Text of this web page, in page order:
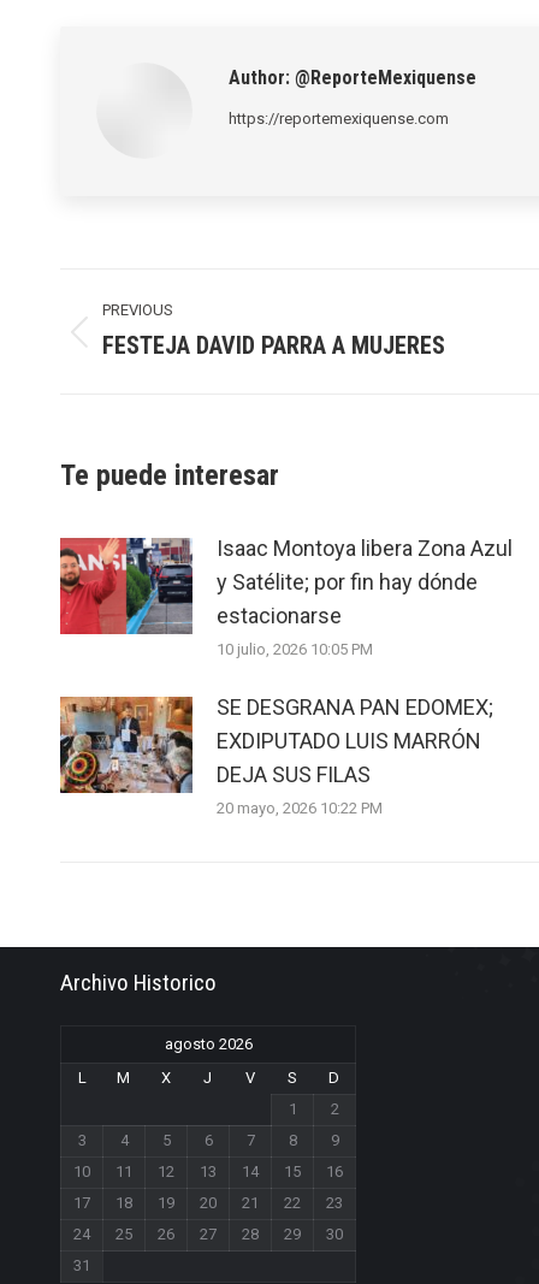
Author: @ReporteMexiquense
https://reportemexiquense.com
navigation
PREVIOUS
Previous
FESTEJA DAVID PARRA A MUJERES
Te puede interesar
Isaac Montoya libera Zona Azul
y Satélite; por fin hay dónde
estacionarse
10 julio, 2026 10:05 PM
SE DESGRANA PAN EDOMEX;
EXDIPUTADO LUIS MARRÓN
DEJA SUS FILAS
20 mayo, 2026 10:22 PM
Archivo Historico
agosto 2026
L
M X J V S
D
1
2
3
4 5 6 7 8
9
10
11 12 13 14 15
16
17
18 19 20 21 22
23
24
25 26 27 28 29
30
31